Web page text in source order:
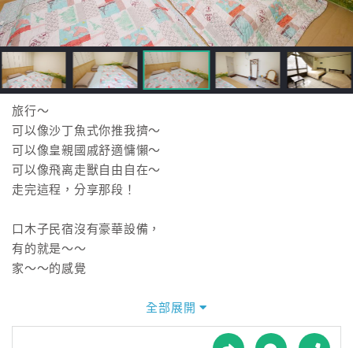
直
接
跟
飯
店
訂
房
HOT
特
民
宿
球
旅行～
可以像沙丁魚式你推我擠～
可以像皇親國戚舒適慵懶～
可以像飛离走獸自由自在～
走完這程，分享那段！
口木子民宿沒有豪華設備，
有的就是～～
家～～的感覺
全部展開